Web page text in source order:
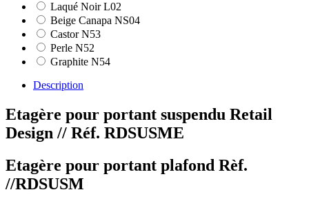
Laqué Noir L02
Beige Canapa NS04
Castor N53
Perle N52
Graphite N54
Description
Etagère pour portant suspendu Retail
Design // Réf. RDSUSME
Etagère pour portant plafond Rèf.
//RDSUSM